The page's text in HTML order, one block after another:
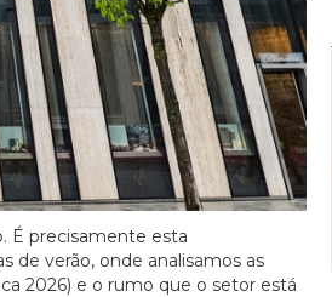
É precisamente esta
de verão, onde analisamos as
2026) e o rumo que o setor está